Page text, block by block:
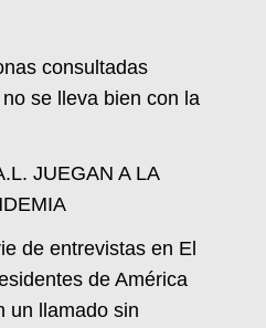
consultadas
se lleva bien con la
JUEGAN A LA
de entrevistas en El
de América
un llamado sin